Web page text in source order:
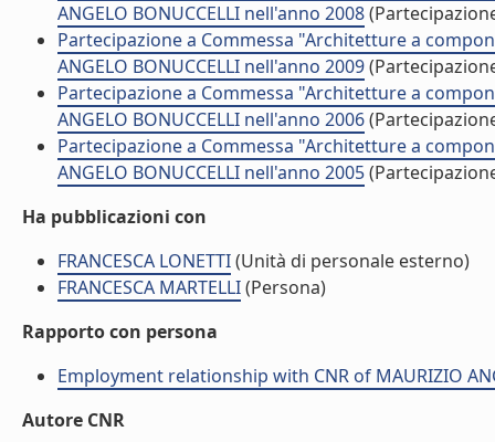
ANGELO BONUCCELLI nell'anno 2008
Partecipazione a Commessa "Architetture a
ANGELO BONUCCELLI nell'anno 2009
Partecipazione a Commessa "Architetture a
ANGELO BONUCCELLI nell'anno 2006
Partecipazione a Commessa "Architetture a
ANGELO BONUCCELLI nell'anno 2005
Ha pubblicazioni con
FRANCESCA LONETTI(Unità di personale esterno)
FRANCESCA MARTELLI(Persona)
Rapporto con persona
Employment relationship with CNR of MAURIZIO
Autore CNR